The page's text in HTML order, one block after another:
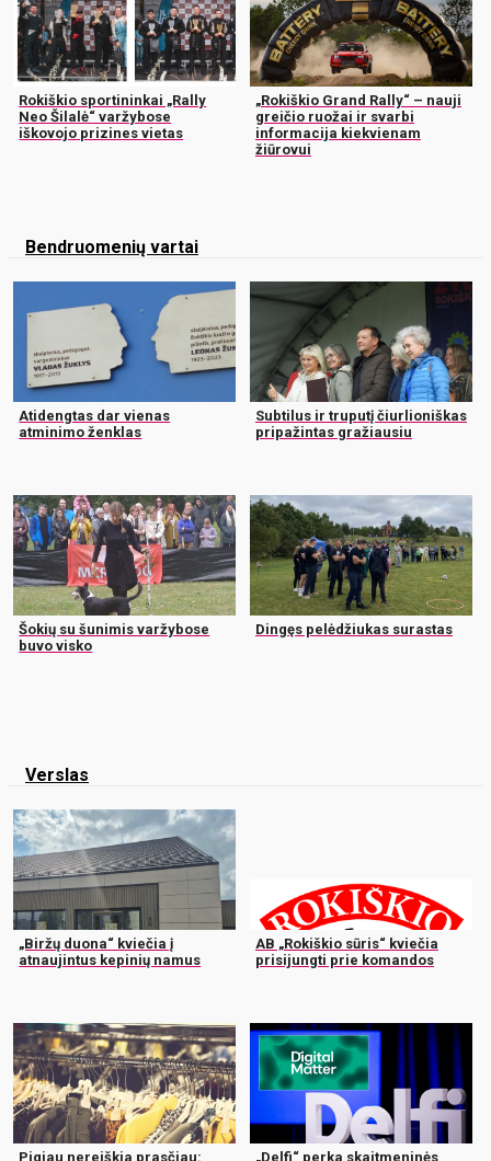
Rokiškio sportininkai „Rally
Neo Šilalė“ varžybose
iškovojo prizines vietas
„Rokiškio Grand Rally“ – nauji
greičio ruožai ir svarbi
informacija kiekvienam
žiūrovui
Bendruomenių vartai
Atidengtas dar vienas
atminimo ženklas
Subtilus ir truputį čiurlioniškas
pripažintas gražiausiu
Šokių su šunimis varžybose
buvo visko
Dingęs pelėdžiukas surastas
Verslas
„Biržų duona“ kviečia į
atnaujintus kepinių namus
AB „Rokiškio sūris“ kviečia
prisijungti prie komandos
Pigiau nereiškia prasčiau:
„Delfi“ perka skaitmeninės